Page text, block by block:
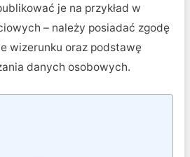
je na przykład w
– należy posiadać zgodę
wizerunku oraz podstawę
danych osobowych.